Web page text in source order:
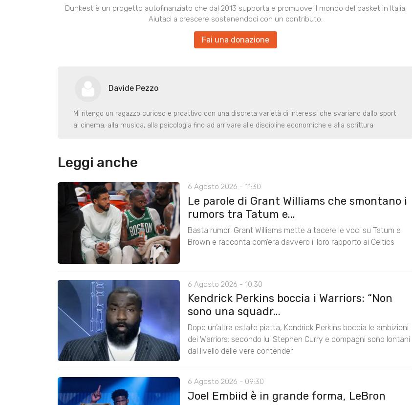
Dunkest è un progetto autofinanziato che dal 2013 supporta e promuove il mondo del basket in Italia.
Aiutaci a crescere sostenendoci con un contributo.
Fai una donazione
Davide Pezzo
Mi ritengo un ragazzo curioso e proattivo con una discreta varietà di interessi che svariano dallo sport
al cinema, alla musica, alla psicologia fino ad arrivare alle discipline economiche e alla scrittura
Leggi anche
6 Agosto 2026 - 11:30
Le parole di Grant Williams che smontano i
rumors tra Tatum e...
Basta rumor: Grant Williams mette a tacere le voci su Tatum e
Brown e racconta com’era davvero il loro rapporto ai Celtics
6 Agosto 2026 - 10:30
Kendrick Perkins boccia i Warriors: “Non
sono una squadr...
Dopo un’altra estate piatta, Kendrick Perkins boccia le ambizioni
dei Warriors: secondo lui Stephen Curry e compagni sono lontani
dal livello delle vere contender
6 Agosto 2026 - 09:30
Joel Embiid è in grande forma, LeBron